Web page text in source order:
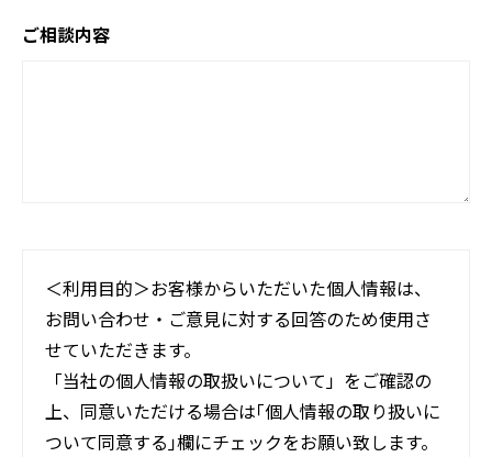
ご相談内容
＜利用目的＞お客様からいただいた個人情報は、
お問い合わせ・ご意見に対する回答のため使用さ
せていただきます。
「当社の個人情報の取扱いについて」をご確認の
上、同意いただける場合は｢個人情報の取り扱いに
ついて同意する｣欄にチェックをお願い致します。